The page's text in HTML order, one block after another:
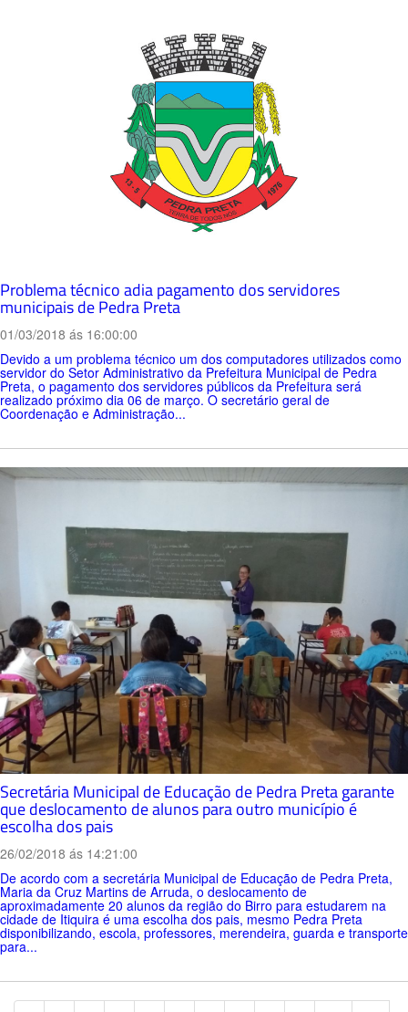
Problema técnico adia pagamento dos servidores
municipais de Pedra Preta
01/03/2018 ás 16:00:00
Devido a um problema técnico um dos computadores utilizados como
servidor do Setor Administrativo da Prefeitura Municipal de Pedra
Preta, o pagamento dos servidores públicos da Prefeitura será
realizado próximo dia 06 de março. O secretário geral de
Coordenação e Administração...
Secretária Municipal de Educação de Pedra Preta garante
que deslocamento de alunos para outro município é
escolha dos pais
26/02/2018 ás 14:21:00
De acordo com a secretária Municipal de Educação de Pedra Preta,
Maria da Cruz Martins de Arruda, o deslocamento de
aproximadamente 20 alunos da região do Birro para estudarem na
cidade de Itiquira é uma escolha dos pais, mesmo Pedra Preta
disponibilizando, escola, professores, merendeira, guarda e transporte
para...